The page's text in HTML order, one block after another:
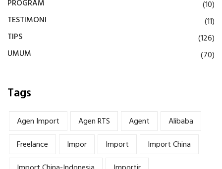
PROGRAM
(10)
TESTIMONI
(11)
TIPS
(126)
UMUM
(70)
Tags
Agen Import Agen RTS Agent
Alibaba
Freelance
Impor Import
Import China